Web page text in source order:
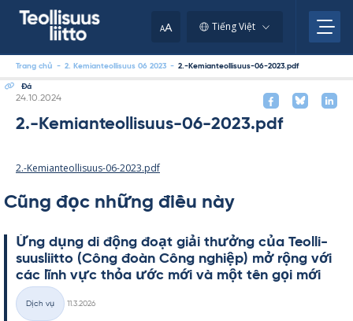
AA Tiếng Việt
Trang chủ - 2. Kemianteollisuus 06 2023 - 2.-Kemianteollisuus-06-2023.pdf
Đá
Kirjoitettu
24.10.2024
2.-Kemianteollisuus-06-2023.pdf
2.-Kemianteollisuus-06-2023.pdf
Cũng đọc những điều này
Ứng dụng di động đoạt giải thưởng của Teol­li­
suus­liitto (Công đoàn Công ng­hiệp) mở rộng với
các lĩnh vực thỏa ước mới và một tên gọi mới
Thể
Dịch vụ
11.3.2026